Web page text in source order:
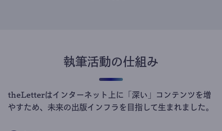
執筆活動の仕組み
theLetterはインターネット上に「深い」コンテンツを増
やすため、未来の出版インフラを目指して生まれました。